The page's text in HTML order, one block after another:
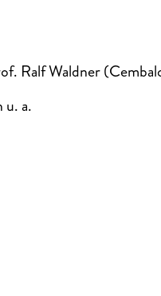
Ralf Waldner
u. a.